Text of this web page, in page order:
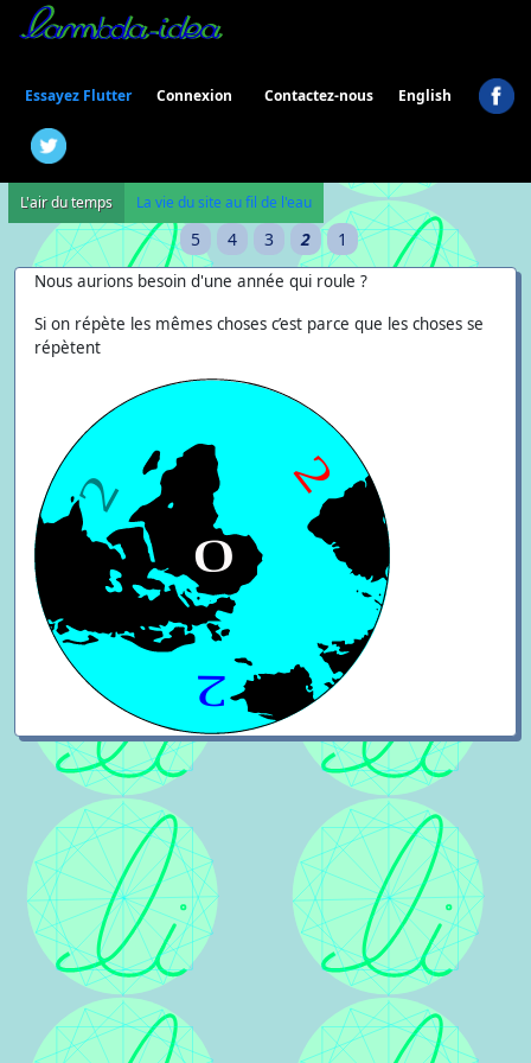
Essayez Flutter Connexion Contactez-nous English
L'air du temps La vie du site au fil de l'eau
5 4 3 2 1
Nous aurions besoin d'une année qui roule ?
Si on répète les mêmes choses c’est parce que les choses se
répètent